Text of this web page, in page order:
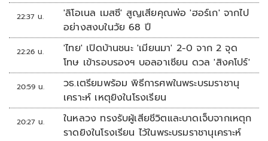
22:37 น.
'ลิโอเนล เมสซี' สูญเสียคุณพ่อ 'ฮอร์เก' จากไป
อย่างสงบในวัย 68 ปี
22:26 น.
'ไทย' เปิดบ้านชนะ 'เมียนมา' 2-0 จาก 2 จุด
โทษ เข้ารอบรองฯ บอลอาเซียน ดวล 'สิงคโปร์'
20:59 น.
วธ.เตรียมพร้อม พิธีการศพในพระบรมราชานุ
เคราะห์ เหตุยิงในโรงเรียน
20:27 น.
ในหลวง ทรงรับผู้เสียชีวิตและบาดเจ็บจากเหตุก
ราดยิงในโรงเรียน ไว้ในพระบรมราชานุเคราะห์